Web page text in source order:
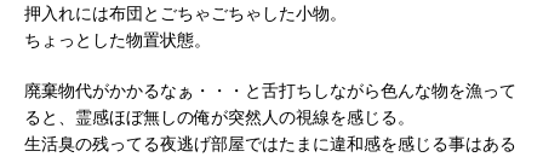
押入れには布団とごちゃごちゃした小物。
ちょっとした物置状態。
廃棄物代がかかるなぁ・・・と舌打ちしながら色んな物を漁って
ると、霊感ほぼ無しの俺が突然人の視線を感じる。
生活臭の残ってる夜逃げ部屋ではたまに違和感を感じる事はある